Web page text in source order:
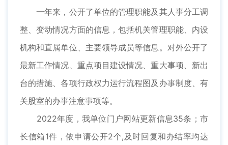
一年来，公开了单位的管理职能及其人事分工调
整、变动情况方面的信息，包括机关管理职能、内设
机构和直属单位、主要领导成员等信息。对外公开了
最新工作情况、重点项目建设情况、重大事项、新出
台的措施、各项行政权力运行流程图及办事制度、有
关股室的办事注意事项等。
2022年度，我单位门户网站更新信息35条；市
长信箱1件，依申请公开2个,及时回复和办结率均达